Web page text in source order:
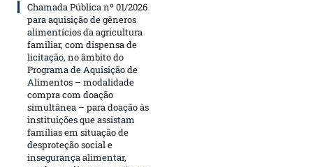
Chamada Pública nº 01/2026
para aquisição de gêneros
alimentícios da agricultura
familiar, com dispensa de
licitação, no âmbito do
Programa de Aquisição de
Alimentos – modalidade
compra com doação
simultânea – para doação às
instituições que assistam
famílias em situação de
desproteção social e
insegurança alimentar,